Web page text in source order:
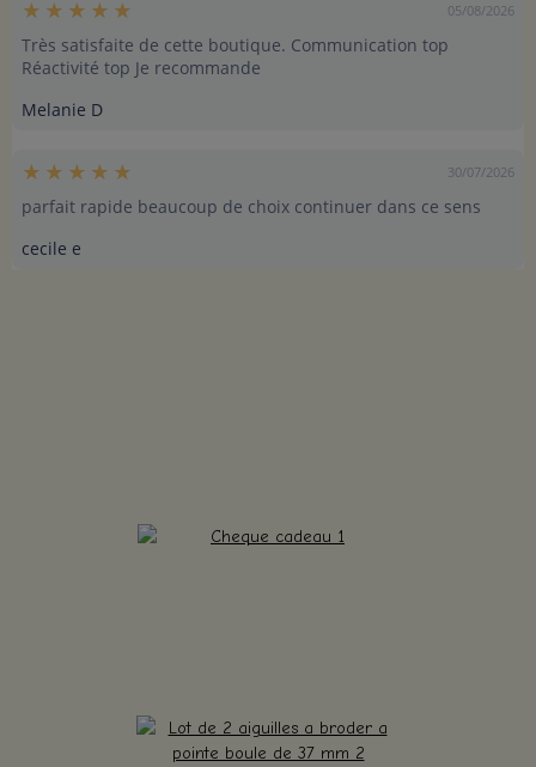
05/08/2026
Très satisfaite de cette boutique. Communication top
Réactivité top Je recommande
Melanie D
30/07/2026
parfait rapide beaucoup de choix continuer dans ce sens
cecile e